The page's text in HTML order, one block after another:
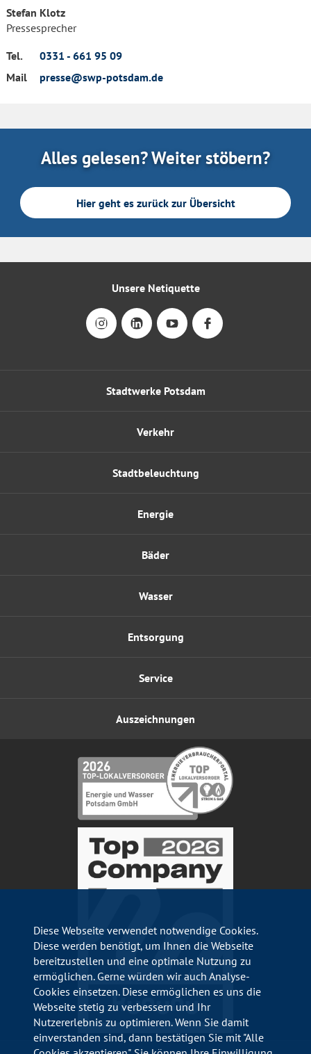
Stefan Klotz
Pressesprecher
Tel.
0331 - 661 95 09
Mail
presse@swp-potsdam.de
Alles gelesen? Weiter stöbern?
Hier geht es zurück zur Übersicht
Stadtwerke Potsdam
Energie
Wasser
Verkehr
Bäder
Entsorgung
Stadtbeleuchtung
Service
Auszeichnungen
Unsere Netiquette
Diese Webseite verwendet notwendige Cookies.
Diese werden benötigt, um Ihnen die Webseite
bereitzustellen und eine optimale Nutzung zu
ermöglichen. Gerne würden wir auch Analyse-
Cookies einsetzen. Diese ermöglichen es uns die
Webseite stetig zu verbessern und Ihr
Nutzererlebnis zu optimieren. Wenn Sie damit
einverstanden sind, dann bestätigen Sie mit "Alle